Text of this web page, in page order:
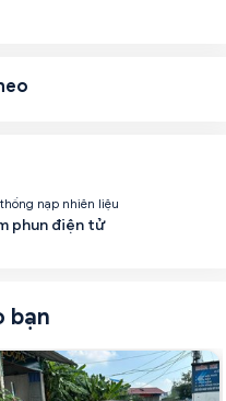
thống nạp nhiên liệu
phun điện tử
bạn